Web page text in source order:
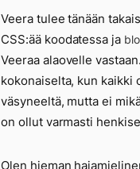
Veera tulee tänään
CSS:ää koodatessa ja
Veeraa alaovelle
kokonaiselta, kun kaikki
väsyneeltä, mutta ei
on ollut varmasti
Olen hieman